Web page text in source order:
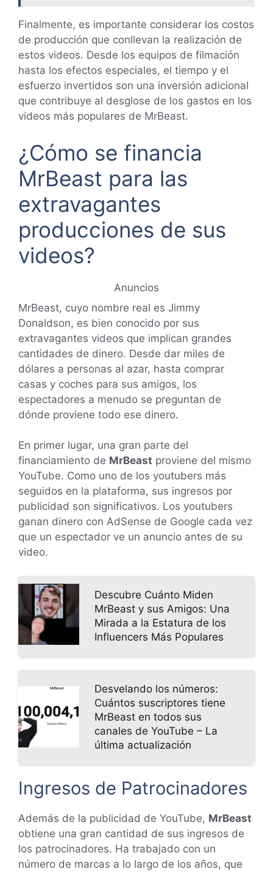
Finalmente, es importante considerar los costos
de producción que conllevan la realización de
estos videos. Desde los equipos de filmación
hasta los efectos especiales, el tiempo y el
esfuerzo invertidos son una inversión adicional
que contribuye al desglose de los gastos en los
videos más populares de MrBeast.
¿Cómo se financia
MrBeast para las
extravagantes
producciones de sus
videos?
Anuncios
MrBeast, cuyo nombre real es Jimmy
Donaldson, es bien conocido por sus
extravagantes videos que implican grandes
cantidades de dinero. Desde dar miles de
dólares a personas al azar, hasta comprar
casas y coches para sus amigos, los
espectadores a menudo se preguntan de
dónde proviene todo ese dinero.
En primer lugar, una gran parte del
financiamiento de MrBeast proviene del mismo
YouTube. Como uno de los youtubers más
seguidos en la plataforma, sus ingresos por
publicidad son significativos. Los youtubers
ganan dinero con AdSense de Google cada vez
que un espectador ve un anuncio antes de su
video.
Descubre Cuánto Miden
MrBeast y sus Amigos: Una
Mirada a la Estatura de los
Influencers Más Populares
Desvelando los números:
Cuántos suscriptores tiene
MrBeast en todos sus
canales de YouTube – La
última actualización
Ingresos de Patrocinadores
Además de la publicidad de YouTube, MrBeast
obtiene una gran cantidad de sus ingresos de
los patrocinadores. Ha trabajado con un
número de marcas a lo largo de los años, que